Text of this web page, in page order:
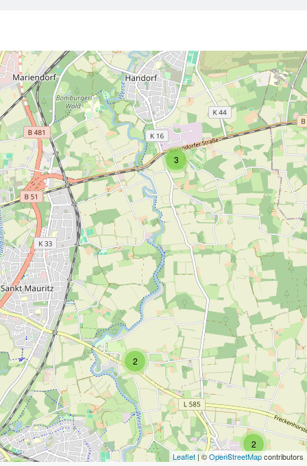
3
2
2
Leaflet| ©OpenStreetMapcontributors